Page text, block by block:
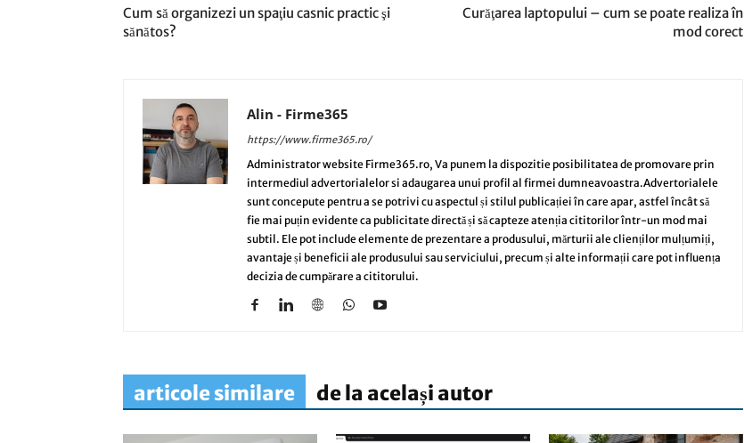
Cum să organizezi un spaţiu casnic practic şi
sănătos?
Curăţarea laptopului – cum se poate realiza în
mod corect
Alin - Firme365
https://www.firme365.ro/
Administrator website Firme365.ro, Va punem la dispozitie posibilitatea de promovare prin
intermediul advertorialelor si adaugarea unui profil al firmei dumneavoastra.Advertorialele
sunt concepute pentru a se potrivi cu aspectul și stilul publicației în care apar, astfel încât să
fie mai puțin evidente ca publicitate directă și să capteze atenția cititorilor într-un mod mai
subtil. Ele pot include elemente de prezentare a produsului, mărturii ale clienților mulțumiți,
avantaje și beneficii ale produsului sau serviciului, precum și alte informații care pot influența
decizia de cumpărare a cititorului.
articole similare de la același autor